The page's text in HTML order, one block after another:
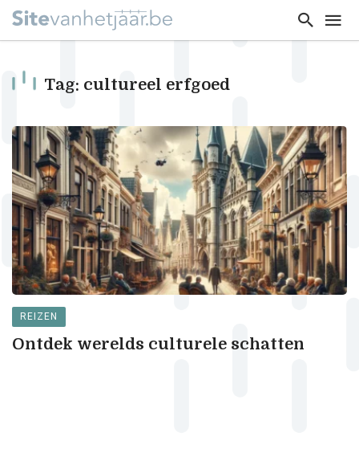
Tag: cultureel erfgoed
REIZEN
Ontdek werelds culturele schatten